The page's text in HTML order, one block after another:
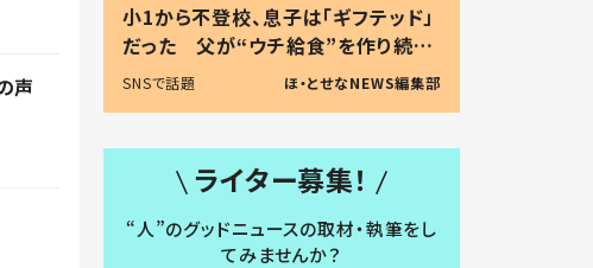
声
小1から不登校、息子は「ギフテッド」
だった 父が“ウチ給食”を作り続け
る理由とは #令和の親 #令和の子
SNSで話題 ほ・とせなNEWS編集部
ライター募集！
“人”のグッドニュースの取材・執筆をし
てみませんか？